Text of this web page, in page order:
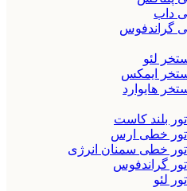
داب
گراندفوس
لئو
ایمکس
هایوارد
بلند کاست
خطی ارس
خطی سمنان انرژی
گراندفوس
لئو